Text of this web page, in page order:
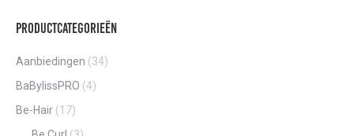
Productcategorieën
Aanbiedingen (34)
BaBylissPRO (4)
Be-Hair (17)